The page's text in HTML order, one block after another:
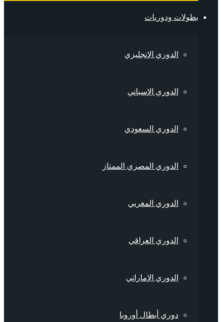
بطولات ودوريات
الدوري الإنجليزي
الدوري الإسباني
الدوري السعودي
الدوري المصري الممتاز
الدوري المغربي
الدوري العراقي
الدوري الإماراتي
دوري أبطال أوروبا